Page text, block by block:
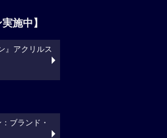
施中】
』アクリルス
ブランド・